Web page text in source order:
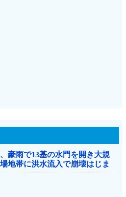
豪雨で13基の水門を開き大規
地帯に洪水流入で崩壊はじま